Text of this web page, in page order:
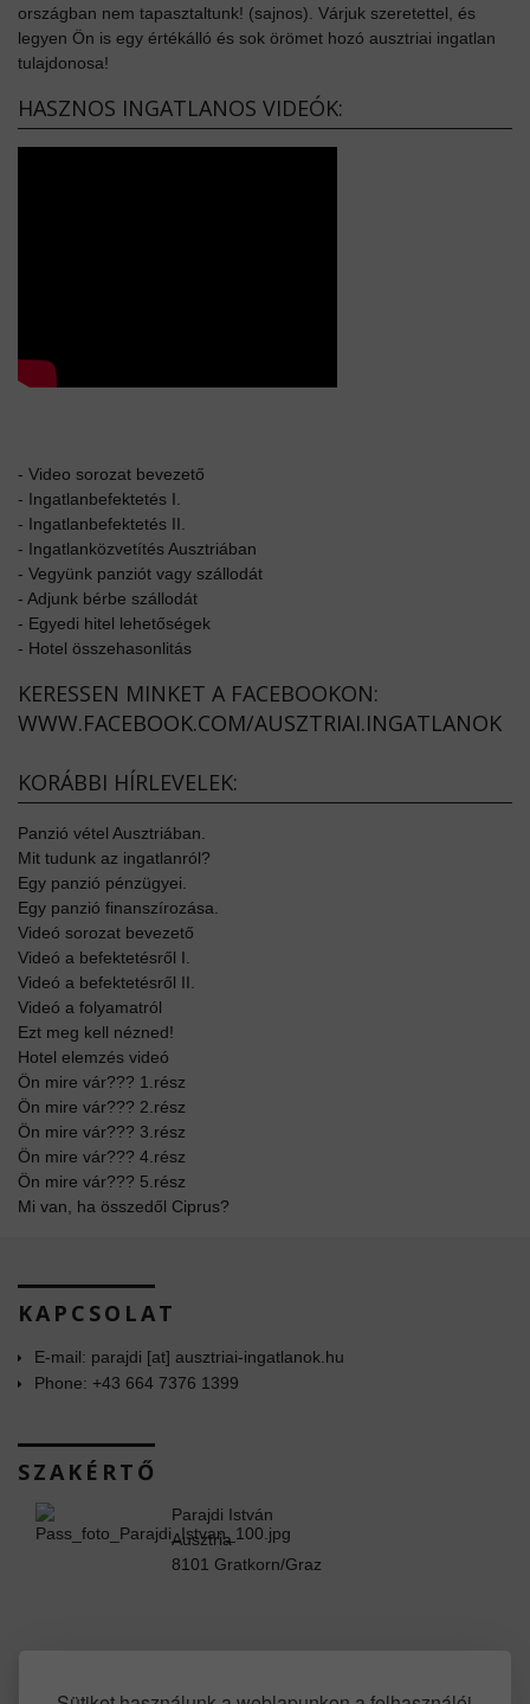
országban nem tapasztaltunk! (sajnos). Várjuk szeretettel, és
legyen Ön is egy értékálló és sok örömet hozó ausztriai ingatlan
tulajdonosa!
HASZNOS INGATLANOS VIDEÓK:
- Video sorozat bevezető
- Ingatlanbefektetés I.
- Ingatlanbefektetés II.
- Ingatlanközvetítés Ausztriában
- Vegyünk panziót vagy szállodát
- Adjunk bérbe szállodát
- Egyedi hitel lehetőségek
- Hotel összehasonlitás
KERESSEN MINKET A FACEBOOKON:
WWW.FACEBOOK.COM/AUSZTRIAI.INGATLANOK
KORÁBBI HÍRLEVELEK:
Panzió vétel Ausztriában.
Mit tudunk az ingatlanról?
Egy panzió pénzügyei.
Egy panzió finanszírozása.
Videó sorozat bevezető
Videó a befektetésről I.
Videó a befektetésről II.
Videó a folyamatról
Ezt meg kell nézned!
Hotel elemzés videó
Ön mire vár??? 1.rész
Ön mire vár??? 2.rész
Ön mire vár??? 3.rész
Ön mire vár??? 4.rész
Ön mire vár??? 5.rész
Mi van, ha összedől Ciprus?
KAPCSOLAT
E-mail: parajdi [at] ausztriai-ingatlanok.hu
Phone: +43 664 7376 1399
SZAKÉRTŐ
Parajdi István
Ausztria
8101 Gratkorn/Graz